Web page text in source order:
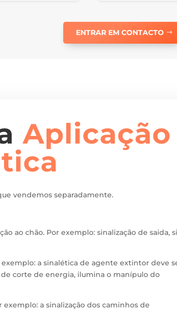
ENTRAR EM CONTACTO
Aplicação
vendemos separadamente.
ao chão. Por exemplo: sinalização de saida,
a sinalética de agente extintor deve
corte de energia, ilumina o manípulo do
exemplo: a sinalização dos caminhos de